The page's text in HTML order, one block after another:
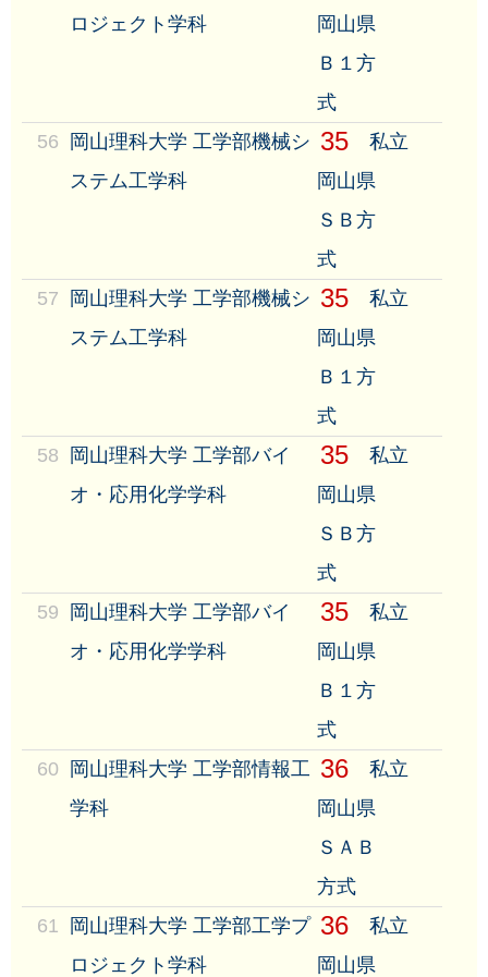
ロジェクト学科
岡山県
Ｂ１方
式
56
岡山理科大学 工学部機械シ
ステム工学科
35
私立
岡山県
ＳＢ方
式
57
岡山理科大学 工学部機械シ
ステム工学科
35
私立
岡山県
Ｂ１方
式
58
岡山理科大学 工学部バイ
オ・応用化学学科
35
私立
岡山県
ＳＢ方
式
59
岡山理科大学 工学部バイ
オ・応用化学学科
35
私立
岡山県
Ｂ１方
式
60
岡山理科大学 工学部情報工
学科
36
私立
岡山県
ＳＡＢ
方式
61
岡山理科大学 工学部工学プ
ロジェクト学科
36
私立
岡山県